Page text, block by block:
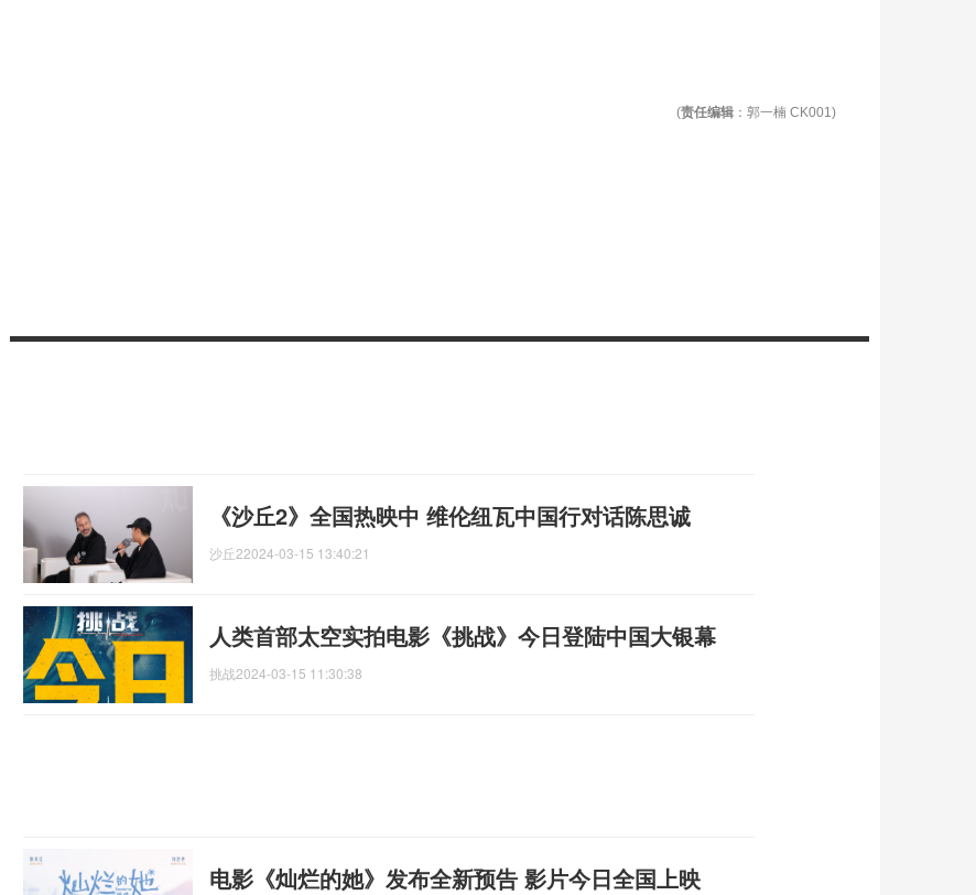
(责任编辑 ：郭一楠 CK001)
《沙丘2》全国热映中 维伦纽瓦中国行对话陈思诚
沙丘22024-03-15 13:40:21
人类首部太空实拍电影《挑战》今日登陆中国大银幕
挑战2024-03-15 11:30:38
电影《灿烂的她》发布全新预告 影片今日全国上映